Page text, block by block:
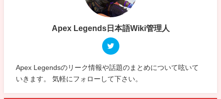
Apex Legends日本語Wiki管理人
Apex Legendsのリーク情報や話題のまとめについて呟いて
いきます。 気軽にフォローして下さい。